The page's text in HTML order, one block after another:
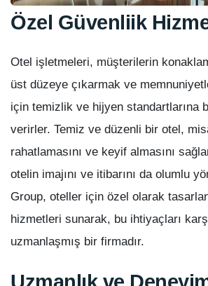
Özel Güvenliik
Otel işletmeleri, müşterilerin
üst düzeye çıkarmak ve
için temizlik ve hijyen standartlarına
verirler. Temiz ve düzenli bir otel,
rahatlamasını ve keyif almasını
otelin imajını ve itibarını da olumlu
Group, oteller için özel olarak
hizmetleri sunarak, bu ihtiyaçları
uzmanlaşmış bir firmadır.